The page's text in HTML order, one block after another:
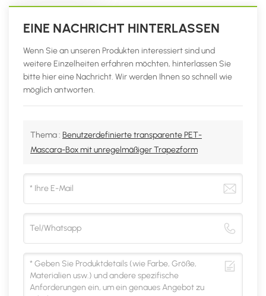
EINE NACHRICHT HINTERLASSEN
Wenn Sie an unseren Produkten interessiert sind und
weitere Einzelheiten erfahren möchten, hinterlassen Sie
bitte hier eine Nachricht. Wir werden Ihnen so schnell wie
möglich antworten.
Thema : Benutzerdefinierte transparente PET-
Mascara-Box mit unregelmäßiger Trapezform